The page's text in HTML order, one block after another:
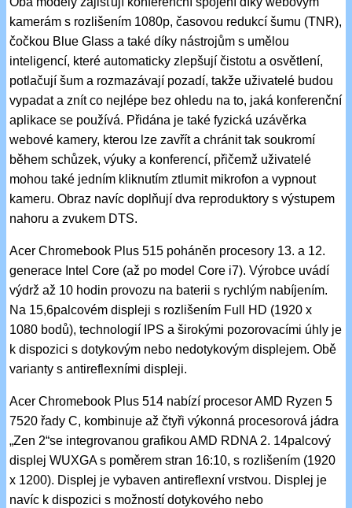
kamerám s rozlišením 1080p, časovou redukcí šumu (TNR),
čočkou Blue Glass a také díky nástrojům s umělou
inteligencí, které automaticky zlepšují čistotu a osvětlení,
potlačují šum a rozmazávají pozadí, takže uživatelé budou
vypadat a znít co nejlépe bez ohledu na to, jaká konferenční
aplikace se používá. Přidána je také fyzická uzávěrka
webové kamery, kterou lze zavřít a chránit tak soukromí
během schůzek, výuky a konferencí, přičemž uživatelé
mohou také jedním kliknutím ztlumit mikrofon a vypnout
kameru. Obraz navíc doplňují dva reproduktory s výstupem
nahoru a zvukem DTS.
Acer Chromebook Plus 515 poháněn procesory 13. a 12.
generace Intel Core (až po model Core i7). Výrobce uvádí
výdrž až 10 hodin provozu na baterii s rychlým nabíjením.
Na 15,6palcovém displeji s rozlišením Full HD (1920 x
1080 bodů), technologií IPS a širokými pozorovacími úhly je
k dispozici s dotykovým nebo nedotykovým displejem. Obě
varianty s antireflexními displeji.
Acer Chromebook Plus 514 nabízí procesor AMD Ryzen 5
7520 řady C, kombinuje až čtyři výkonná procesorová jádra
„Zen 2“se integrovanou grafikou AMD RDNA 2. 14palcový
displej WUXGA s poměrem stran 16:10, s rozlišením (1920
x 1200). Displej je vybaven antireflexní vrstvou. Displej je
navíc k dispozici s možností dotykového nebo